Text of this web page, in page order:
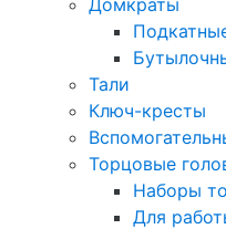
Домкраты
Тали
Ключ-кресты
Торцовые
Наборы
Для